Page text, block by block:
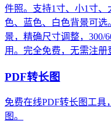
件照。支持1寸、小1寸
色、蓝色、白色背景可
景，精确尺寸调整，300/
用。完全免费，无需注册
PDF转长图
免费在线PDF转长图工具
图。